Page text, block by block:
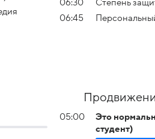
06:30
Степень
06:45
05:00
Это
студент)